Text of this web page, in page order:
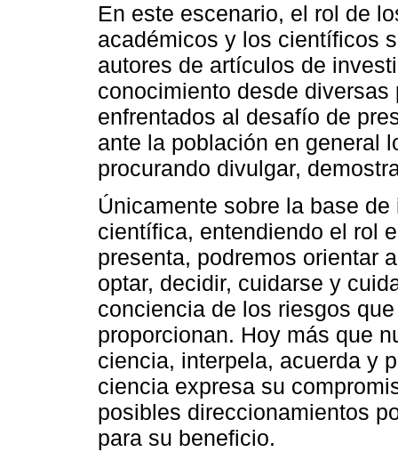
En este escenario, el rol de
académicos y los científicos
autores de artículos de
conocimiento desde
enfrentados al desafío de
ante la población en general
procurando divulgar,
Únicamente sobre la base
científica, entendiendo el rol
presenta, podremos orientar
optar, decidir, cuidarse y
conciencia de los riesgos
proporcionan. Hoy más que
ciencia, interpela, acuerda y
ciencia expresa su
posibles direccionamientos
para su beneficio.